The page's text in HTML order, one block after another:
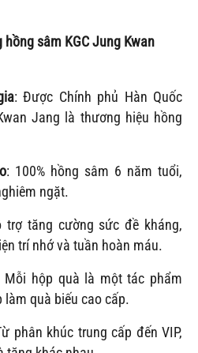
sâm KGC Jung Kwan
: Được Chính phủ Hàn Quốc
Jang là thương hiệu hồng
: 100% hồng sâm 6 năm tuổi,
ngặt.
trợ tăng cường sức đề kháng,
trí nhớ và tuần hoàn máu.
Mỗi hộp quà là một tác phẩm
làm quà biếu cao cấp.
phân khúc trung cấp đến VIP,